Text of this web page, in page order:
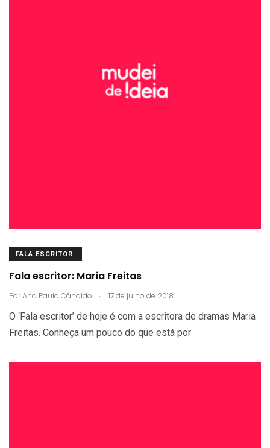
FALA ESCRITOR:
Fala escritor: Maria Freitas
PorAna Paula Cândido . 17 de julho de 2018
O ‘Fala escritor’ de hoje é com a escritora de dramas Maria
Freitas. Conheça um pouco do que está por